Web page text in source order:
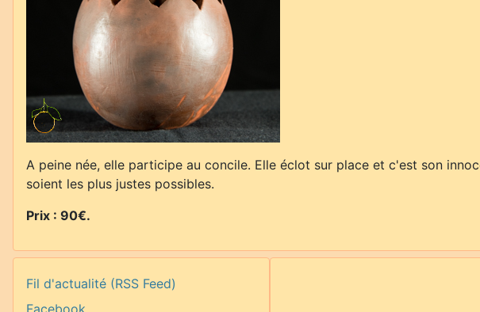
A peine née, elle participe au concile. Elle éclot sur place et c'est son
soient les plus justes possibles.
Prix : 90€.
Fil d'actualité (RSS Feed)